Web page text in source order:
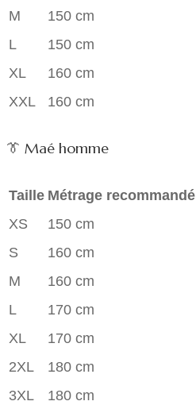
M
150 cm
L
150 cm
XL
160 cm
XXL
160 cm
👔 Maé homme
Taille Métrage recommandé
XS
150 cm
S
160 cm
M
160 cm
L
170 cm
XL
170 cm
2XL
180 cm
3XL
180 cm